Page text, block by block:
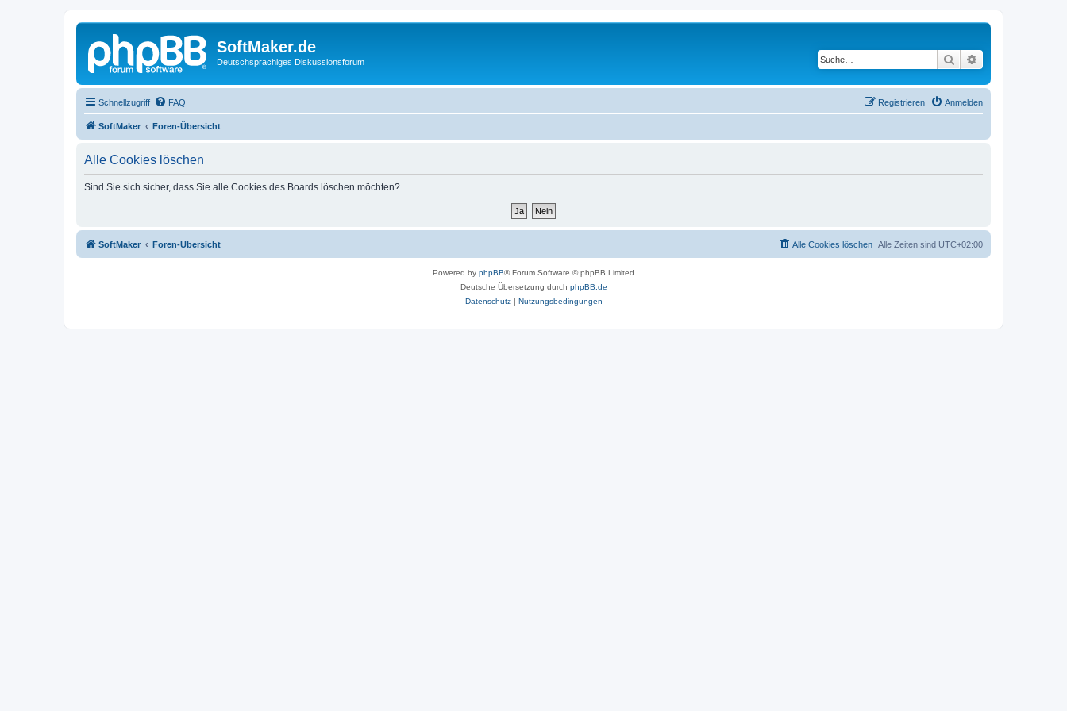
SoftMaker.de
Deutschsprachiges Diskussionsforum Suche
Schnellzugriff FAQ Anmelden
Registrieren
SoftMaker Foren-Übersicht
Alle Cookies löschen
Sind Sie sich sicher, dass Sie alle Cookies des Boards löschen möchten?
SoftMaker Foren-Übersicht Alle Zeiten sind UTC+02:00
Alle Cookies löschen
Powered by phpBB® Forum Software © phpBB Limited
Deutsche Übersetzung durch phpBB.de
Datenschutz| Nutzungsbedingungen